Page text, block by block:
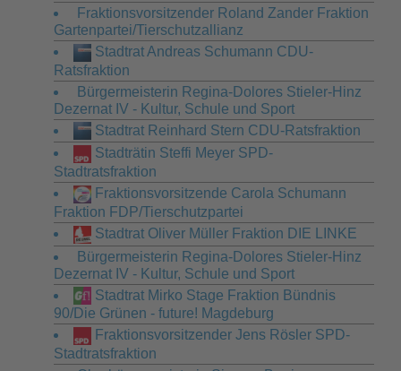
Fraktionsvorsitzender Roland Zander Fraktion
Gartenpartei/Tierschutzallianz
Stadtrat Andreas Schumann CDU-
Ratsfraktion
Bürgermeisterin Regina-Dolores Stieler-Hinz
Dezernat IV - Kultur, Schule und Sport
Stadtrat Reinhard Stern CDU-Ratsfraktion
Stadträtin Steffi Meyer SPD-
Stadtratsfraktion
Fraktionsvorsitzende Carola Schumann
Fraktion FDP/Tierschutzpartei
Stadtrat Oliver Müller Fraktion DIE LINKE
Bürgermeisterin Regina-Dolores Stieler-Hinz
Dezernat IV - Kultur, Schule und Sport
Stadtrat Mirko Stage Fraktion Bündnis
90/Die Grünen - future! Magdeburg
Fraktionsvorsitzender Jens Rösler SPD-
Stadtratsfraktion